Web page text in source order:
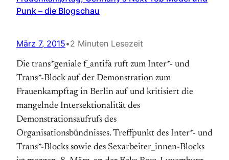
Punk – die Blogschau
März 7, 2015•2 Minuten Lesezeit
Die trans*geniale f_antifa ruft zum Inter*- und
Trans*-Block auf der Demonstration zum
Frauenkampftag in Berlin auf und kritisiert die
mangelnde Intersektionalität des
Demonstrationsaufrufs des
Organisationsbündnisses. Treffpunkt des Inter*- und
Trans*-Blocks sowie des Sexarbeiter_innen-Blocks